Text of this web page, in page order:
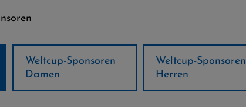
Weltcup-Sponsoren
Herren
Weltcup-Sponsoren
Mixed-Team